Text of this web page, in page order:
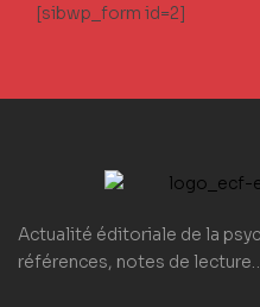
[sibwp_form id=2]
Actualité éditoriale de la
références, notes de